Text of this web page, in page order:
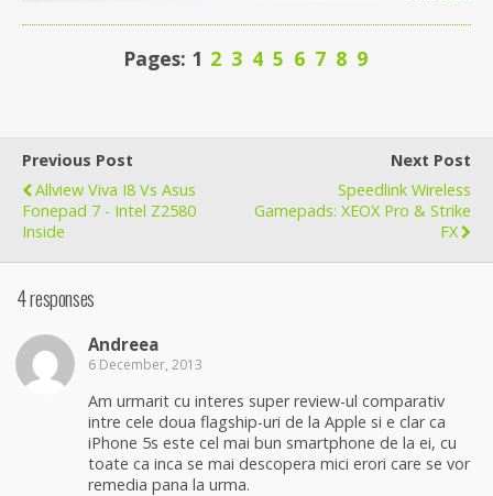
Pages: 1 2 3 4 5 6 7 8 9
Previous Post
Allview Viva I8 Vs Asus
Fonepad 7 - Intel Z2580
Inside
Next Post
Speedlink Wireless
Gamepads: XEOX Pro & Strike
FX
4 responses
Andreea
6 December, 2013
Am urmarit cu interes super review-ul comparativ
intre cele doua flagship-uri de la Apple si e clar ca
iPhone 5s este cel mai bun smartphone de la ei, cu
toate ca inca se mai descopera mici erori care se vor
remedia pana la urma.